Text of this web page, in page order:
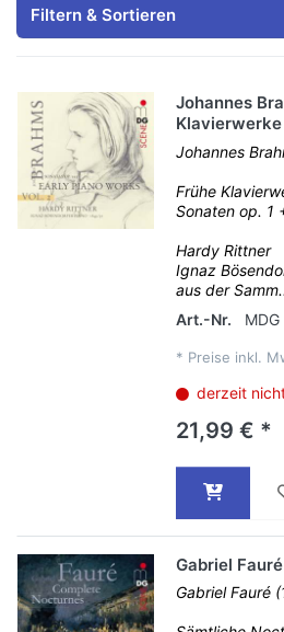
Filtern & Sortieren
Johannes
Klavierwerke
Johannes
Frühe
Sonaten op. 1
Hardy Rittner
Ignaz
aus der
Art.-Nr.
* Preise inkl.
derzeit
21,99 € *
Gabriel
Gabriel Fauré